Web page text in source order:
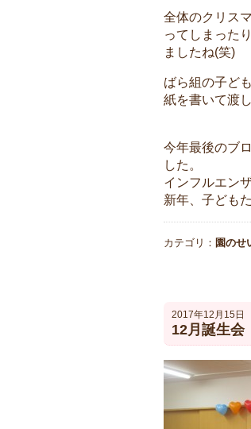
全体のクリス
ってしまった
ましたね(笑)
ばら組の子ど
紙を書いて渡
今年最後のブ
した。
インフルエン
新年、子ども
カテゴリ： 園のせ
2017年12月15日
12月誕生会